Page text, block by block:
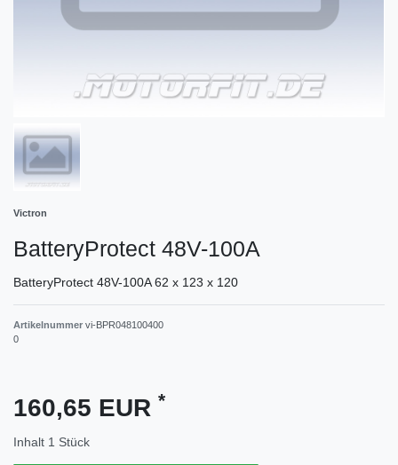
Victron
BatteryProtect 48V-100A
BatteryProtect 48V-100A 62 x 123 x 120
Artikelnummer vi-BPR048100400
0
160,65 EUR *
Inhalt 1 Stück